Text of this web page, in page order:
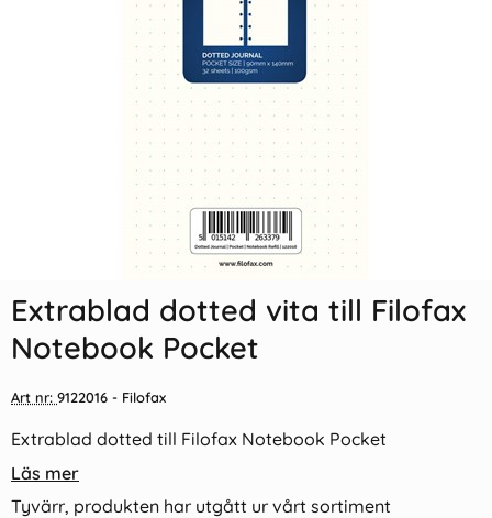
Extrablad dotted vita till Filofax
Notebook Pocket
Art nr: 9122016 - Filofax
Extrablad dotted till Filofax Notebook Pocket
Läs mer
Tyvärr, produkten har utgått ur vårt sortiment